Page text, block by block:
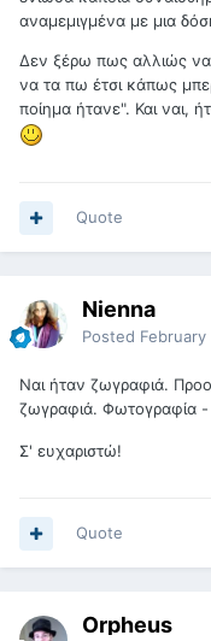
αναμεμιγμένα με μια
Δεν ξέρω πως αλλιώς
να τα πω έτσι κάπως
ποίημα ήτανε". Και ναι,
Quote
Nienna
Posted
Ναι ήταν ζωγραφιά.
ζωγραφιά. Φωτογραφία
Σ' ευχαριστώ!
Quote
Orpheus